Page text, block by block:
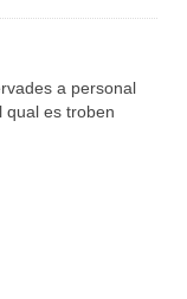
a personal
qual es troben